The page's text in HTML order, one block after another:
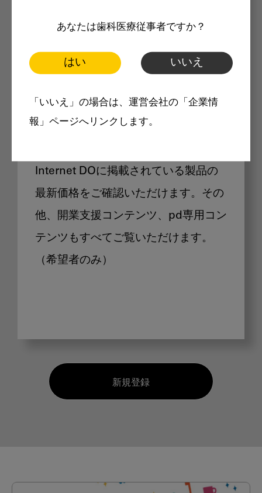
あなたは歯科医療従事者ですか？
はい いいえ
「いいえ」の場合は、運営会社の「企業情
報」ページへリンクします。
製品価格も閲覧可能
Internet DOに掲載されている製品の
最新価格をご確認いただけます。その
他、開業支援コンテンツ、pd専用コン
テンツもすべてご覧いただけます。
（希望者のみ）
新規登録